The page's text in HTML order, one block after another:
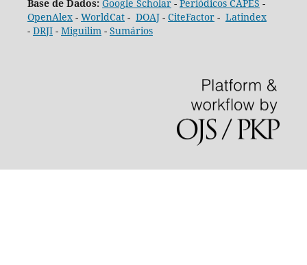
Base de Dados: Google Scholar- Periódicos CAPES -
OpenAlex- WorldCat- DOAJ- CiteFactor- Latindex
- DRJI- Miguilim - Sumários